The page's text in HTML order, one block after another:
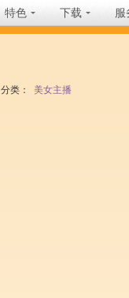
特色 下载 服
分类： 美女主播